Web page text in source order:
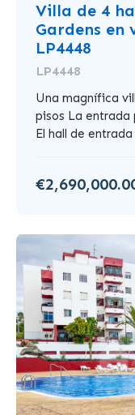
Villa de 4
Gardens en
LP4448
LP4448
Una magnífica
pisos La entrada
El hall de entrada